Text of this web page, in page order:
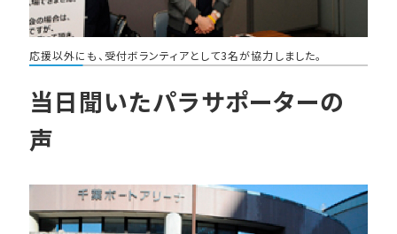
応援以外にも、受付ボランティアとして3名が協力しました。
当日聞いたパラサポーターの
声